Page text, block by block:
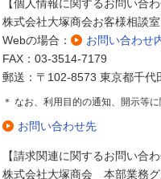
【個人情報に関するお問い合わ
株式会社大塚商会お客様相談室
Webの場合：
お問い合わせ
FAX：03-3514-7179
郵送：〒102-8573 東京都千代
＊ なお、利用目的の通知、開示等
お問い合わせ先
【請求関連に関するお問い合わ
株式会社大塚商会 本部業務